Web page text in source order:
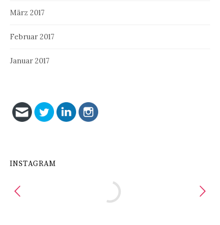
März 2017
Februar 2017
Januar 2017
INSTAGRAM